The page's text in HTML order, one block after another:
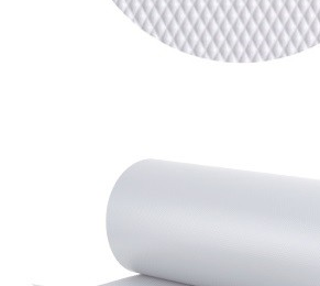
большинства видов полок и выдвижных
Премиальное качество исполнения,
противоскользящие свойства и
Противоскользящий коврик для
Подходит для использования на